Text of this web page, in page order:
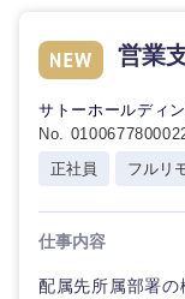
営業
サトーホールディ
No.
正社員
フルリ
仕事内容
配属先所属部署